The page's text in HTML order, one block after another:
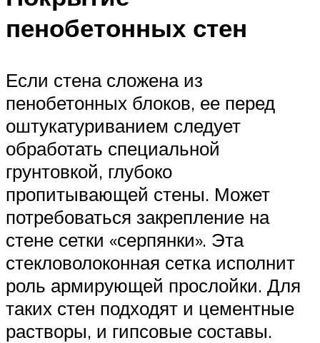
пенобетонных стен
Если стена сложена из
пенобетонных блоков, ее перед
оштукатуриванием следует
обработать специальной
грунтовкой, глубоко
пропитывающей стены. Может
потребоваться закрепление на
стене сетки «серпянки». Эта
стекловолоконная сетка исполнит
роль армирующей прослойки. Для
таких стен подходят и цементные
растворы, и гипсовые составы.